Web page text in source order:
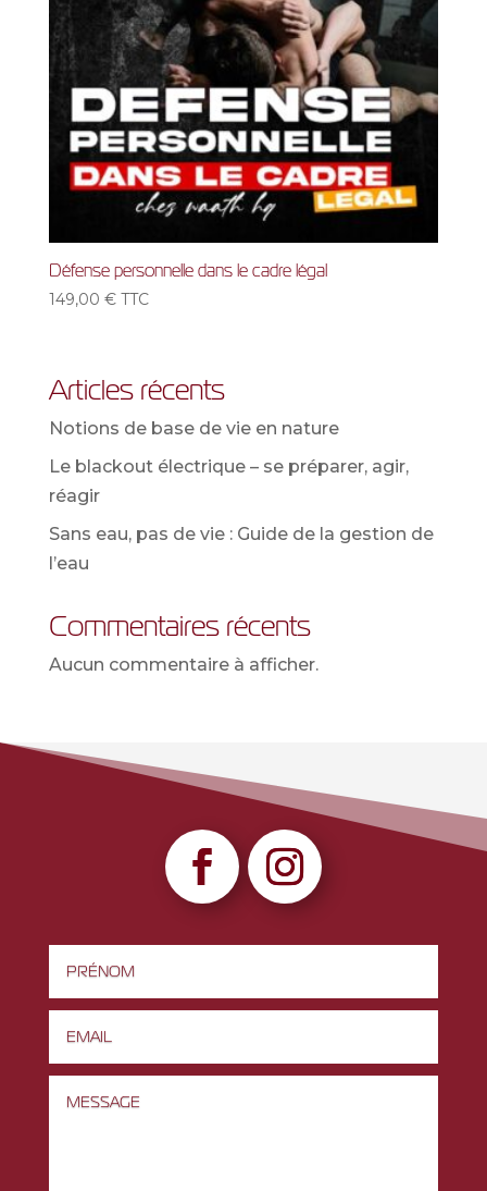
Défense personnelle dans le cadre légal
149,00 € TTC
Articles récents
Notions de base de vie en nature
Le blackout électrique – se préparer, agir,
réagir
Sans eau, pas de vie : Guide de la gestion de
l’eau
Commentaires récents
Aucun commentaire à afficher.